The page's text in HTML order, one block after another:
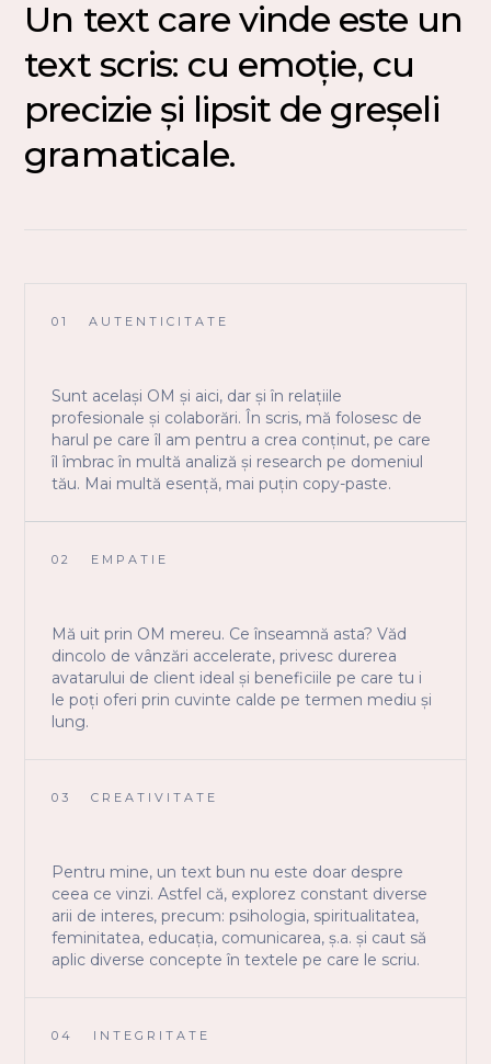
Un text care vinde este un
text scris: cu emoție, cu
precizie și lipsit de greșeli
gramaticale.
01 AUTENTICITATE
Sunt același OM și aici, dar și în relațiile
profesionale și colaborări. În scris, mă folosesc de
harul pe care îl am pentru a crea conținut, pe care
îl îmbrac în multă analiză și research pe domeniul
tău. Mai multă esență, mai puțin copy-paste.
02 EMPATIE
Mă uit prin OM mereu. Ce înseamnă asta? Văd
dincolo de vânzări accelerate, privesc durerea
avatarului de client ideal și beneficiile pe care tu i
le poți oferi prin cuvinte calde pe termen mediu și
lung.
03 CREATIVITATE
Pentru mine, un text bun nu este doar despre
ceea ce vinzi. Astfel că, explorez constant diverse
arii de interes, precum: psihologia, spiritualitatea,
feminitatea, educația, comunicarea, ș.a. și caut să
aplic diverse concepte în textele pe care le scriu.
04 INTEGRITATE